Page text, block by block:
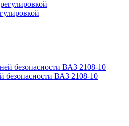
безопасности ВАЗ 2108-10